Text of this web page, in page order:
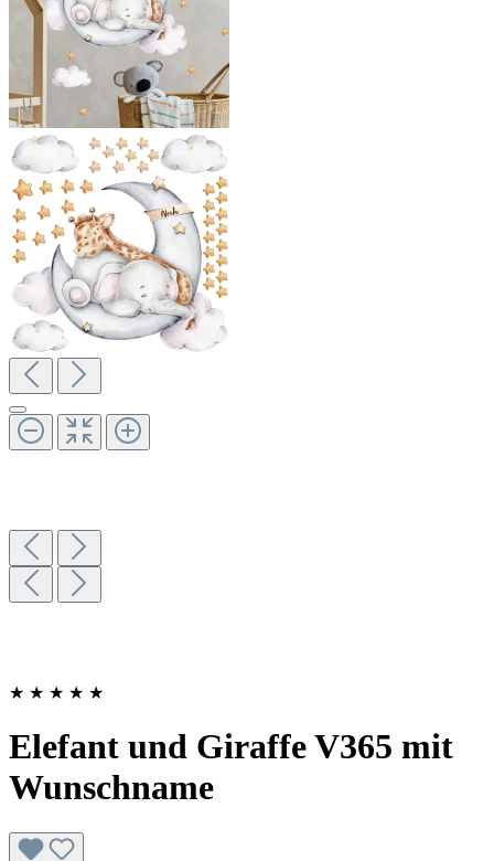
★ ★ ★ ★ ★
Elefant und Giraffe V365 mit
Wunschname